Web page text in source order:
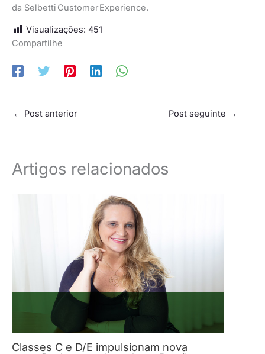
da Selbetti Customer Experience.
Visualizações: 451
Compartilhe
← Post anterior Post seguinte →
Artigos relacionados
Classes C e D/E impulsionam nova